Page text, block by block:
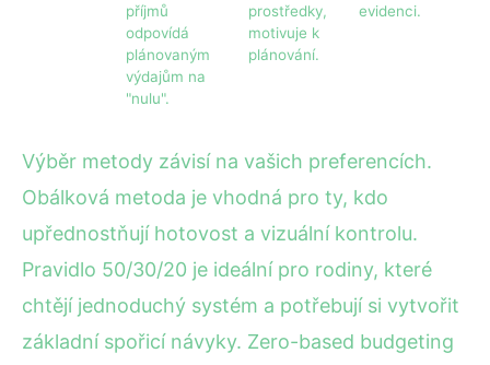
příjmů
odpovídá
plánovaným
výdajům na
"nulu".
prostředky,
motivuje k
plánování.
evidenci.
Výběr metody závisí na vašich preferencích.
Obálková metoda je vhodná pro ty, kdo
upřednostňují hotovost a vizuální kontrolu.
Pravidlo 50/30/20 je ideální pro rodiny, které
chtějí jednoduchý systém a potřebují si vytvořit
základní spořicí návyky. Zero-based budgeting